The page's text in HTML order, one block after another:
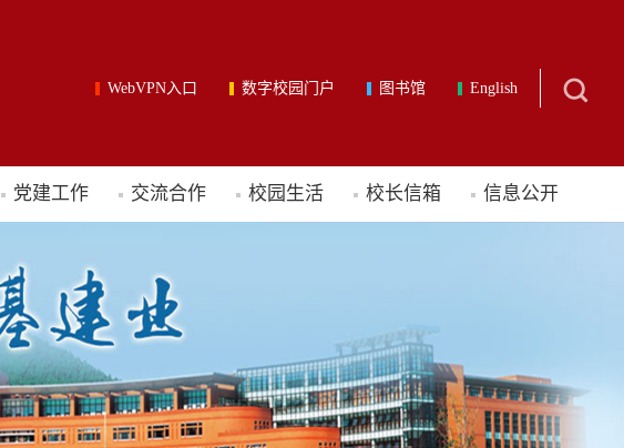
WebVPN入口 数字校园门户 图书馆 English
党建工作 交流合作 校园生活 校长信箱 信息公开